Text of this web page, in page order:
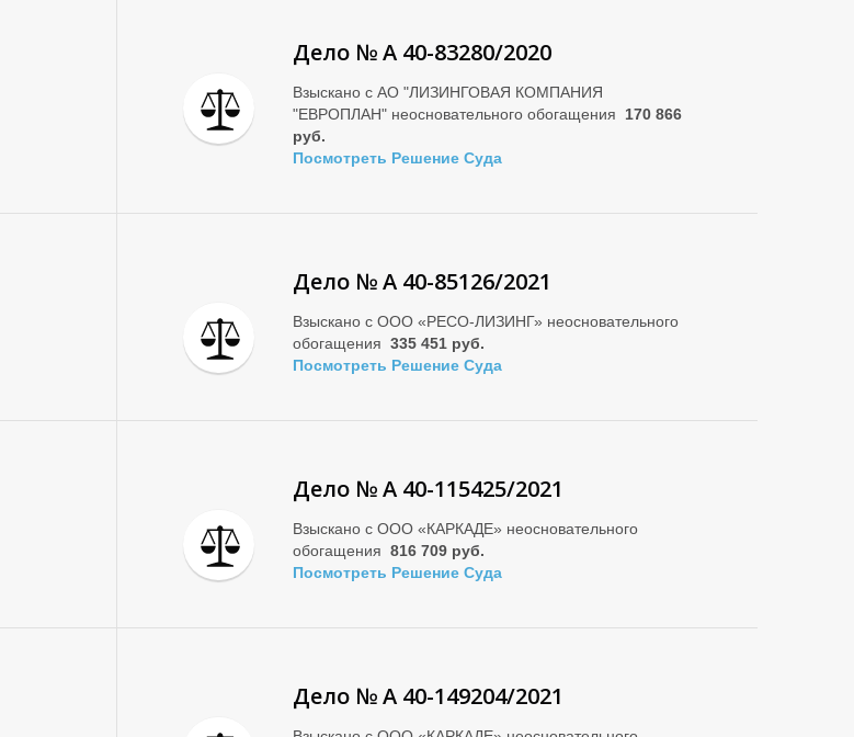
Дело № А 40-83280/2020
Взыскано с АО "ЛИЗИНГОВАЯ КОМПАНИЯ
"ЕВРОПЛАН" неосновательного обогащения 170 866
руб.
Посмотреть Решение Суда
Дело № А 40-85126/2021
Взыскано с ООО «РЕСО-ЛИЗИНГ» неосновательного
обогащения 335 451 руб.
Посмотреть Решение Суда
Дело № А 40-115425/2021
Взыскано с ООО «КАРКАДЕ» неосновательного
обогащения 816 709 руб.
Посмотреть Решение Суда
Дело № А 40-149204/2021